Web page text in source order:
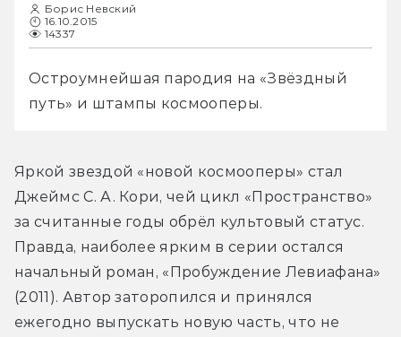
Борис Невский
16.10.2015
14337
Остроумнейшая пародия на «Звёздный
путь» и штампы космооперы.
Яркой звездой «новой космооперы» стал
Джеймс С. А. Кори, чей цикл «Пространство»
за считанные годы обрёл культовый статус.
Правда, наиболее ярким в серии остался
начальный роман, «Пробуждение Левиафана»
(2011). Автор заторопился и принялся
ежегодно выпускать новую часть, что не